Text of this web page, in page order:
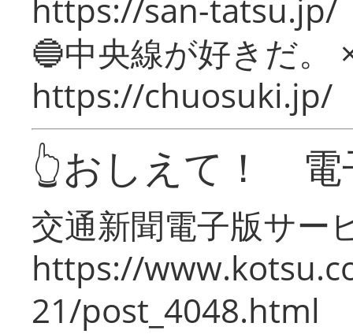
https://san-tatsu.jp/
🔵中央線が好きだ。
https://chuosuki.jp/
👆おしえて！ 電
交通新聞電子版サー
https://
21/post_4048.html